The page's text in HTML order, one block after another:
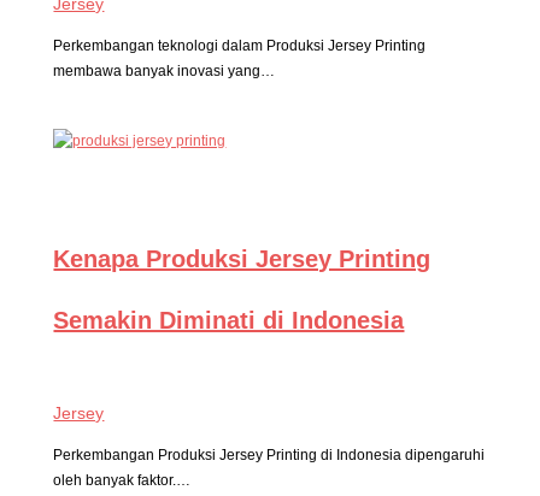
Jersey
Perkembangan teknologi dalam Produksi Jersey Printing
membawa banyak inovasi yang…
Kenapa Produksi Jersey Printing
Semakin Diminati di Indonesia
Jersey
Perkembangan Produksi Jersey Printing di Indonesia dipengaruhi
oleh banyak faktor.…